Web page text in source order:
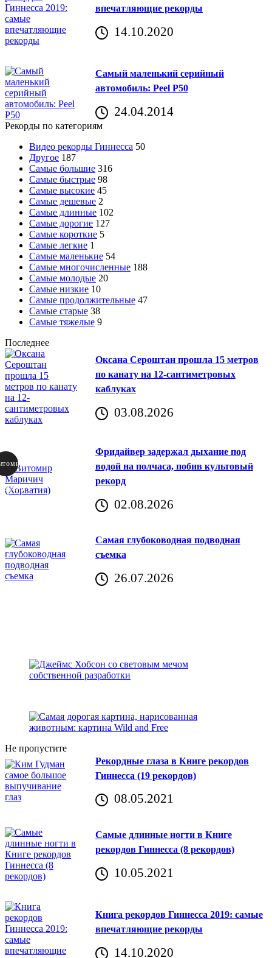
впечатляющие рекорды
14.10.2020
Самый маленький серийный
автомобиль: Peel P50
24.04.2014
Рекорды по категориям
Видео рекорды Гиннесса 50
Другое 187
Самые большие 316
Самые быстрые 98
Самые высокие 45
Самые дешевые 2
Самые длинные 102
Самые дорогие 127
Самые короткие 5
Самые легкие 1
Самые маленькие 54
Самые многочисленные 188
Самые молодые 20
Самые низкие 10
Самые продолжительные 47
Самые старые 38
Самые тяжелые 9
Последнее
Оксана Сероштан прошла 15 метров
по канату на 12-сантиметровых
каблуках
03.08.2026
Фридайвер задержал дыхание под
водой на полчаса, побив культовый
рекорд
02.08.2026
Самая глубоководная подводная
съемка
26.07.2026
Не пропустите
Рекордные глаза в Книге рекордов
Гиннесса (19 рекордов)
08.05.2021
Самые длинные ногти в Книге
рекордов Гиннесса (8 рекордов)
10.05.2021
Книга рекордов Гиннесса 2019: самые
впечатляющие рекорды
14.10.2020